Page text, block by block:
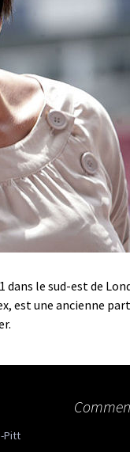
dans le sud-est de
est une ancienne
Pitt